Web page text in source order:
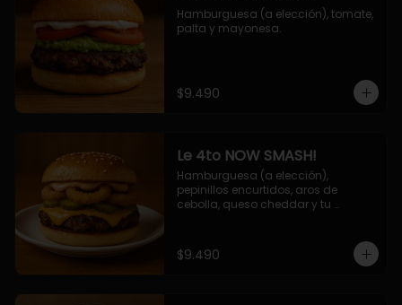
Hamburguesa (a elección), tomate,
palta y mayonesa.
$9.490
Le 4to NOW SMASH!
Hamburguesa (a elección),
pepinillos encurtidos, aros de
cebolla, queso cheddar y tu
$9.490